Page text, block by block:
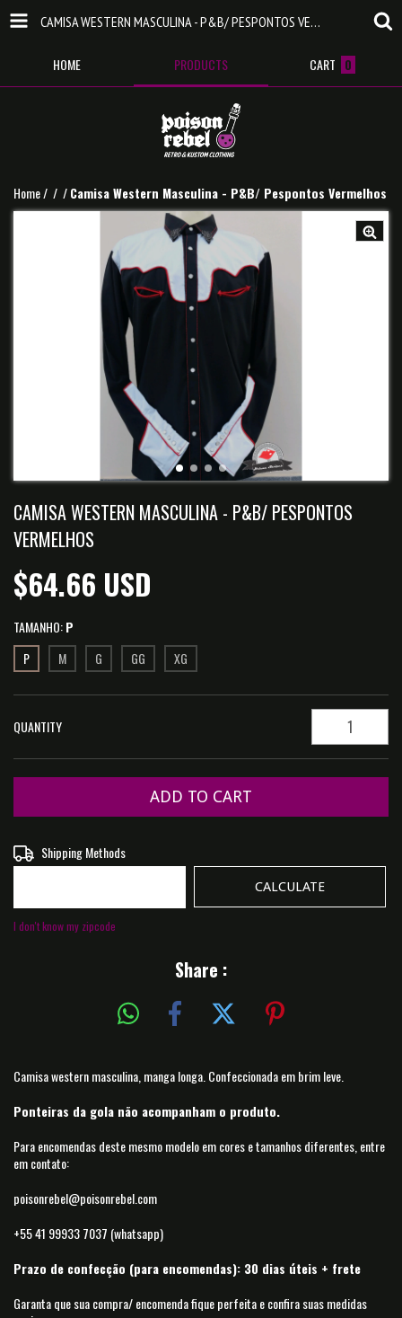
CAMISA WESTERN MASCULINA - P&B/ PESPONTOS VERMELHOS
HOME PRODUCTS CART 0
Home/ / /Camisa Western Masculina - P&B/ Pespontos Vermelhos
CAMISA WESTERN MASCULINA - P&B/ PESPONTOS
VERMELHOS
$64.66 USD
TAMANHO:P
P
M G GG XG
QUANTITY
Shipping for zipcode:
Shipping Methods
CALCULATE
I don't know my zipcode
Share :
Camisa western masculina, manga longa. Confeccionada em brim leve.
Ponteiras da gola não acompanham o produto.
Para encomendas deste mesmo modelo em cores e tamanhos diferentes, entre
em contato:
poisonrebel@poisonrebel.com
+55 41 99933 7037 (whatsapp)
Prazo de confecção (para encomendas): 30 dias úteis + frete
Garanta que sua compra/ encomenda fique perfeita e confira suas medidas